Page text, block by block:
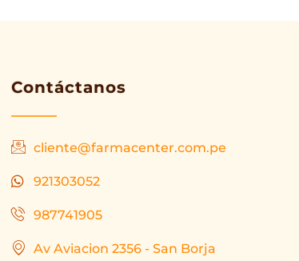
Contáctanos
cliente@farmacenter.com.pe
921303052
987741905
Av Aviacion 2356 - San Borja